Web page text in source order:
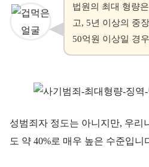
법원의 최대 형량
고, 5년 이상의 중
50억원 이상일 경
성범죄자 정도는 아니지만, 우리
도 약 40%로 매우 높은 수준입니